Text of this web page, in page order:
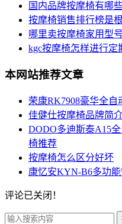
国内品牌按摩椅有哪
按摩椅销售排行榜是
哪里卖按摩椅家用型
kgc按摩椅怎样进行定
本网站推荐文章
荣康RK7908豪华全
佳健仕按摩椅品牌简
DODO多迪斯泰A15
椅推荐
按摩椅怎么区分好坏
康忆安KYN-B6多功
评论已关闭！